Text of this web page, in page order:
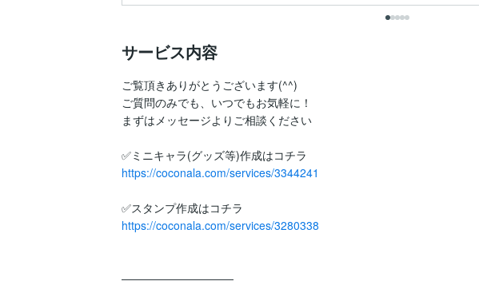
サービス内容
ご覧頂きありがとうございます(^^)
ご質問のみでも、いつでもお気軽に！
まずはメッセージよりご相談ください
https://coconala.com/services/3344241
https://coconala.com/services/3280338
――――――――――